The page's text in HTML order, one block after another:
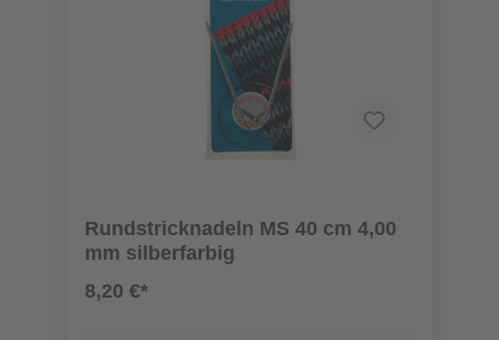
Rundstricknadeln MS 40 cm 4,00
mm silberfarbig
8,20 €*